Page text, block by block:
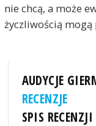
nie chcą, a może
życzliwością
AUDYCJE
RECENZJE
SPIS RECENZJI